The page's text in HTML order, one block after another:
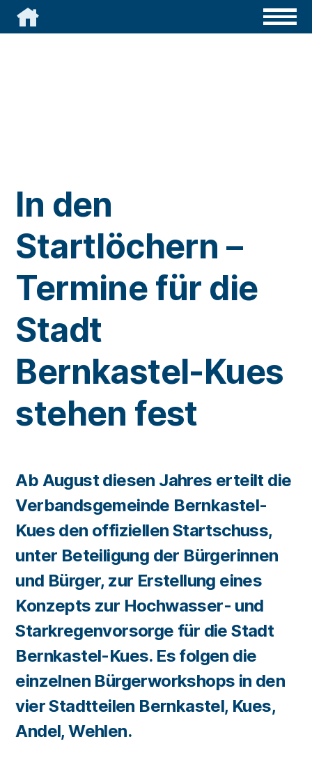

In den
Startlöchern –
Termine für die
Stadt
Bernkastel-Kues
stehen fest
Ab August diesen Jahres erteilt die
Verbandsgemeinde Bernkastel-
Kues den offiziellen Startschuss,
unter Beteiligung der Bürgerinnen
und Bürger, zur Erstellung eines
Konzepts zur Hochwasser- und
Starkregenvorsorge für die Stadt
Bernkastel-Kues. Es folgen die
einzelnen Bürgerworkshops in den
vier Stadtteilen Bernkastel, Kues,
Andel, Wehlen.